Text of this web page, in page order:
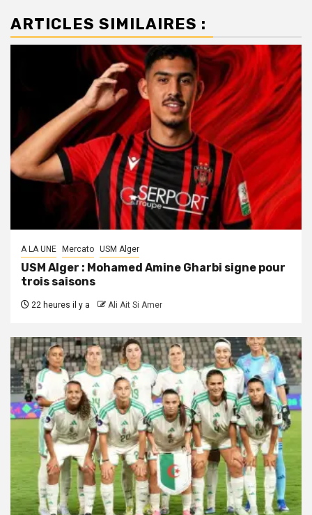
ARTICLES SIMILAIRES :
A LA UNE Mercato USM Alger
USM Alger : Mohamed Amine Gharbi signe pour
trois saisons
22 heures il y a Ali Ait Si Amer